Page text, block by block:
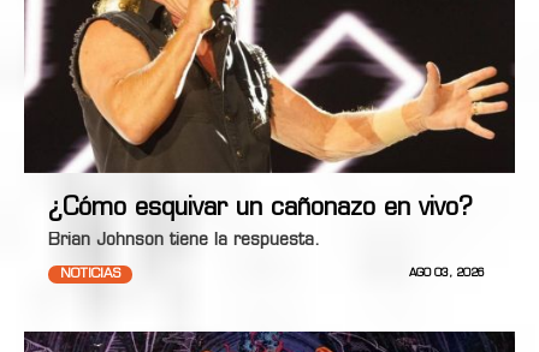
¿Cómo esquivar un cañonazo en vivo?
Brian Johnson tiene la respuesta.
NOTICIAS AGO 03, 2026